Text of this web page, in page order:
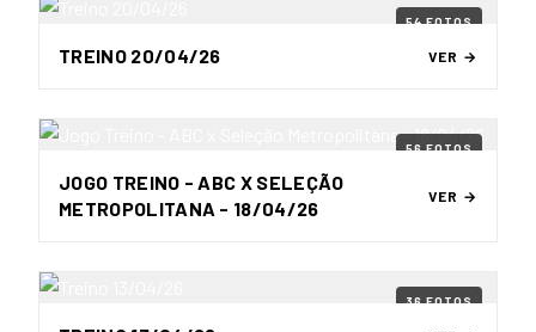
54 FOTOS
TREINO 20/04/26 VER →
56 FOTOS
JOGO TREINO - ABC X SELEÇÃO
METROPOLITANA - 18/04/26
VER →
36 FOTOS